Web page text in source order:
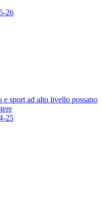
26
e sport ad alto livello possano
25